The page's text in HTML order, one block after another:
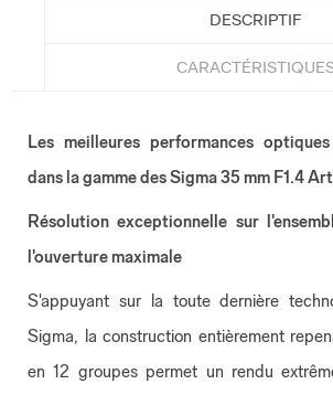
DESCRIPTIF
Les meilleures performances
dans la gamme des Sigma 35 mm F1.4 Art
Résolution exceptionnelle sur
l'ouverture maximale
S'appuyant sur la toute dernière
Sigma, la construction entièrement
en 12 groupes permet un rendu